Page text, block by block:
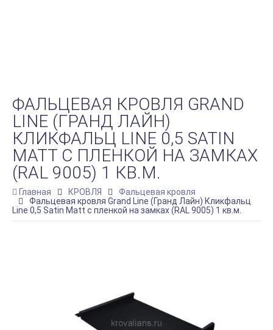
ФАЛЬЦЕВАЯ КРОВЛЯ GRAND
LINE (ГРАНД ЛАЙН)
КЛИКФАЛЬЦ LINE 0,5 SATIN
МATT С ПЛЕНКОЙ НА ЗАМКАХ
(RAL 9005) 1 КВ.М.
Главная КРОВЛЯ
Фальцевая кровля
Фальцевая кровля Grand Line (Гранд Лайн) Кликфальц
Line 0,5 Satin Мatt с пленкой на замках (RAL 9005) 1 кв.м.